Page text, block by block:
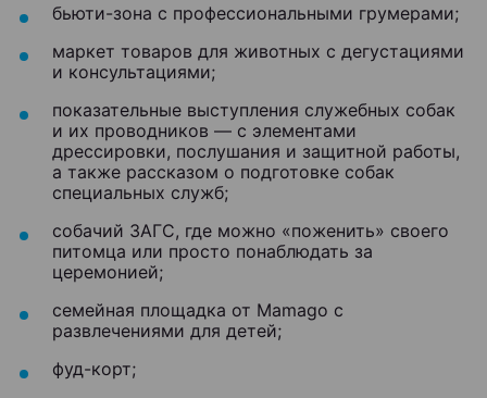
бьюти-зона с профессиональными грумерами;
маркет товаров для животных с дегустациями
и консультациями;
показательные выступления служебных собак
и их проводников — с элементами
дрессировки, послушания и защитной работы,
а также рассказом о подготовке собак
специальных служб;
собачий ЗАГС, где можно «поженить» своего
питомца или просто понаблюдать за
церемонией;
семейная площадка от Mamago с
развлечениями для детей;
фуд-корт;